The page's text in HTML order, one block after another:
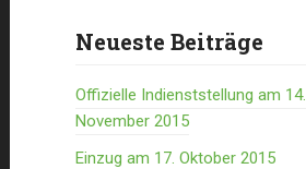
Neueste Beiträge
Offizielle Indienststellung am 14.
November 2015
Einzug am 17. Oktober 2015